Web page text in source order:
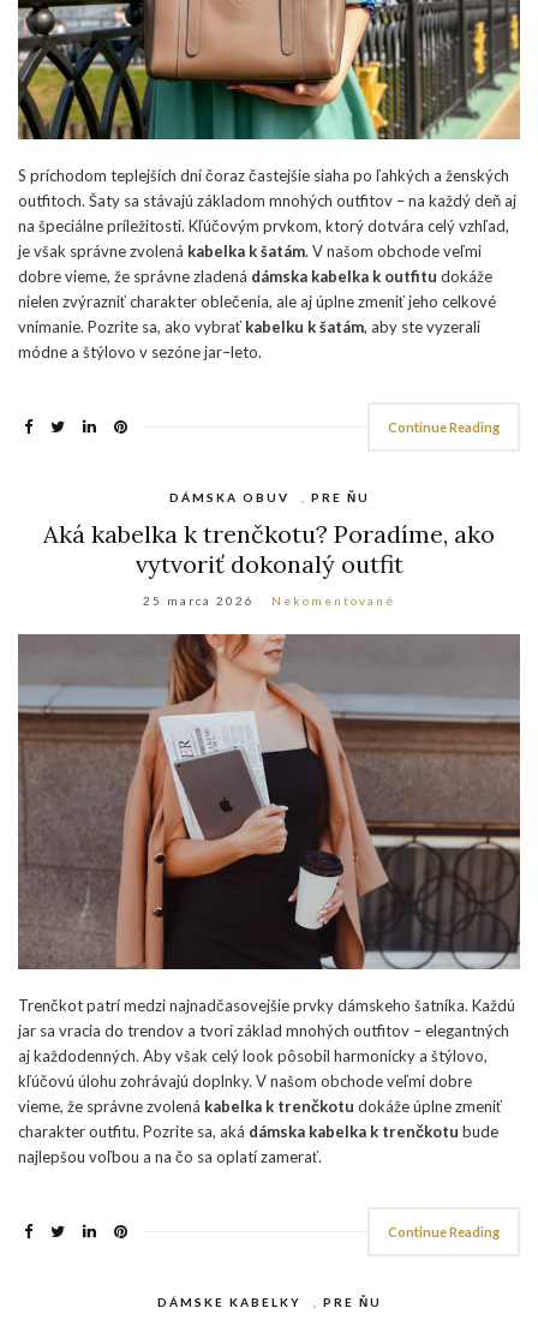
S príchodom teplejších dní čoraz častejšie siaha po ľahkých a ženských
outfitoch. Šaty sa stávajú základom mnohých outfitov – na každý deň aj
na špeciálne príležitosti. Kľúčovým prvkom, ktorý dotvára celý vzhľad,
je však správne zvolená kabelka k šatám. V našom obchode veľmi
dobre vieme, že správne zladená dámska kabelka k outfitu dokáže
nielen zvýrazniť charakter oblečenia, ale aj úplne zmeniť jeho celkové
vnímanie. Pozrite sa, ako vybrať kabelku k šatám, aby ste vyzerali
módne a štýlovo v sezóne jar–leto.
Continue Reading
DÁMSKA OBUV PRE ŇU
Aká kabelka k trenčkotu? Poradíme, ako
vytvoriť dokonalý outfit
25 marca 2026 Nekomentované
Trenčkot patrí medzi najnadčasovejšie prvky dámskeho šatníka. Každú
jar sa vracia do trendov a tvorí základ mnohých outfitov – elegantných
aj každodenných. Aby však celý look pôsobil harmonicky a štýlovo,
kľúčovú úlohu zohrávajú doplnky. V našom obchode veľmi dobre
vieme, že správne zvolená kabelka k trenčkotu dokáže úplne zmeniť
charakter outfitu. Pozrite sa, aká dámska kabelka k trenčkotu bude
najlepšou voľbou a na čo sa oplatí zamerať.
Continue Reading
DÁMSKE KABELKY PRE ŇU